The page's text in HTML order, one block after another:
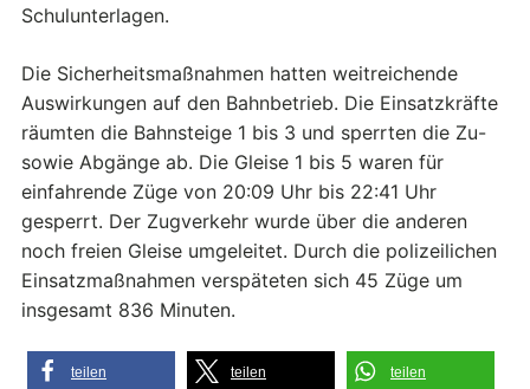
Schulunterlagen.
Die Sicherheitsmaßnahmen hatten weitreichende
Auswirkungen auf den Bahnbetrieb. Die Einsatzkräfte
räumten die Bahnsteige 1 bis 3 und sperrten die Zu-
sowie Abgänge ab. Die Gleise 1 bis 5 waren für
einfahrende Züge von 20:09 Uhr bis 22:41 Uhr
gesperrt. Der Zugverkehr wurde über die anderen
noch freien Gleise umgeleitet. Durch die polizeilichen
Einsatzmaßnahmen verspäteten sich 45 Züge um
insgesamt 836 Minuten.
teilen teilen teilen